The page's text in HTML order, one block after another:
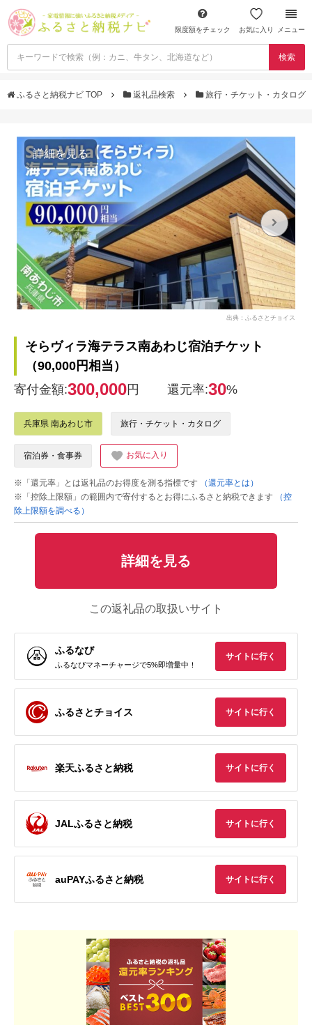
限度額をチェック お気に入り メニュー
検索
ふるさと納税ナビ TOP 返礼品検索 旅行・チケット・カタログ
詳細を見る
出典：ふるさとチョイス
そらヴィラ海テラス南あわじ宿泊チケット
（90,000円相当）
寄付金額:300,000円 還元率:30%
兵庫県 南あわじ市 旅行・チケット・カタログ
宿泊券・食事券 お気に入り
※「還元率」とは返礼品のお得度を測る指標です
（還元率とは）
※「控除上限額」の範囲内で寄付するとお得にふるさと納税できます
（控
除上限額を調べる）
詳細を見る
この返礼品の取扱いサイト
ふるなび
ふるなびマネーチャージで5%即増量中！
サイトに行く
ふるさとチョイス サイトに行く
楽天ふるさと納税 サイトに行く
JALふるさと納税 サイトに行く
auPAYふるさと納税 サイトに行く